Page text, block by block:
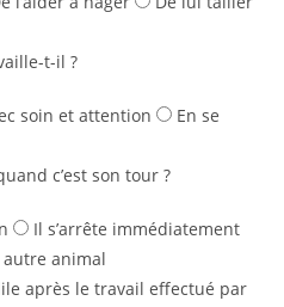
t-il ?
soin et attention
En se
c’est son tour ?
Il s’arrête immédiatement
autre animal
après le travail effectué par